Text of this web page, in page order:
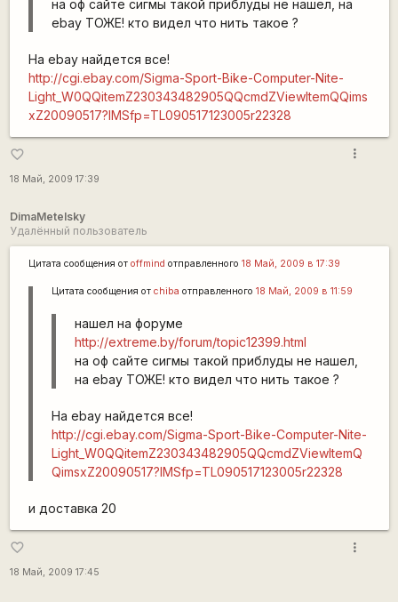
на оф сайте сигмы такой приблуды не нашел, на
ebay ТОЖЕ! кто видел что нить такое ?
На ebay найдется все!
http://cgi.ebay.com/Sigma-Sport-Bike-Computer-Nite-
Light_W0QQitemZ230343482905QQcmdZViewItemQQims
xZ20090517?IMSfp=TL090517123005r22328
favorite_border
18 Май, 2009 17:39
more_vert
DimaMetelsky
Удалённый пользователь
Цитата сообщения от offmind отправленного 18 Май, 2009 в 17:39
Цитата сообщения от chiba отправленного 18 Май, 2009 в 11:59
нашел на форуме
http://extreme.by/forum/topic12399.html
на оф сайте сигмы такой приблуды не нашел,
на ebay ТОЖЕ! кто видел что нить такое ?
На ebay найдется все!
http://cgi.ebay.com/Sigma-Sport-Bike-Computer-Nite-
Light_W0QQitemZ230343482905QQcmdZViewItemQ
QimsxZ20090517?IMSfp=TL090517123005r22328
и доставка 20
favorite_border
18 Май, 2009 17:45
more_vert